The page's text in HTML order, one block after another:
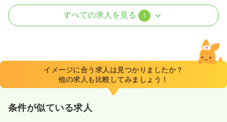
介護・福祉系正・准看護師
8:30～17:30（休憩60分）
年間休日120日
4週8休以上
担当業務未経験可
第二新卒可
すべての求人を見る 1
イメージに合う求人は見つかりましたか？
他の求人も比較してみましょう！
条件が似ている求人